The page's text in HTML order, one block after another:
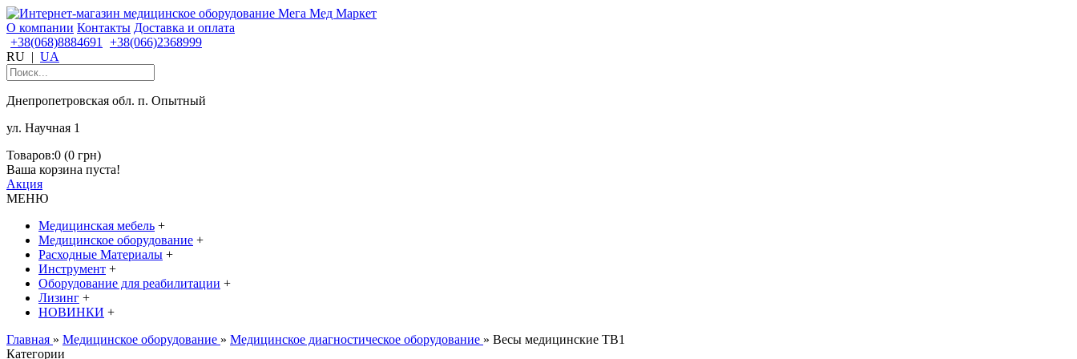
О компании Контакты Доставка и оплата
+38(068)8884691
+38(066)2368999
RU | UA
Днепропетровская обл. п. Опытный
ул. Научная 1
Товаров:0 (0 грн)
Ваша корзина пуста!
Акция
МЕНЮ
Медицинская мебель +
Медицинское оборудование +
Расходные Материалы +
Инструмент +
Оборудование для реабилитации +
Лизинг +
НОВИНКИ +
Главная » Медицинское оборудование » Медицинское диагностическое оборудование » Весы медицинские ТВ1
Категории